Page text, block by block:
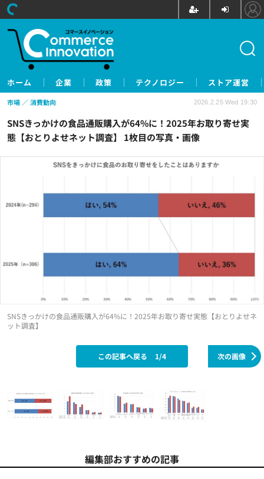
ホーム 企業 政策 テクノロジー ストア運営
SNSきっかけの食品通販購入が64%に！2025年お取り寄せ実
態【おとりよせネット調査】 1枚目の写真・画像
市場 消費動向 2026.2.25 Wed 19:30
SNSきっかけの食品通販購入が64%に！2025年お取り寄せ実態【おとりよせネ
ット調査】
次の画像
この記事へ戻る 1/4
編集部おすすめの記事